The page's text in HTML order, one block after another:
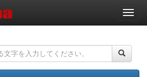
ナ
ビ
ー
ョ
ン